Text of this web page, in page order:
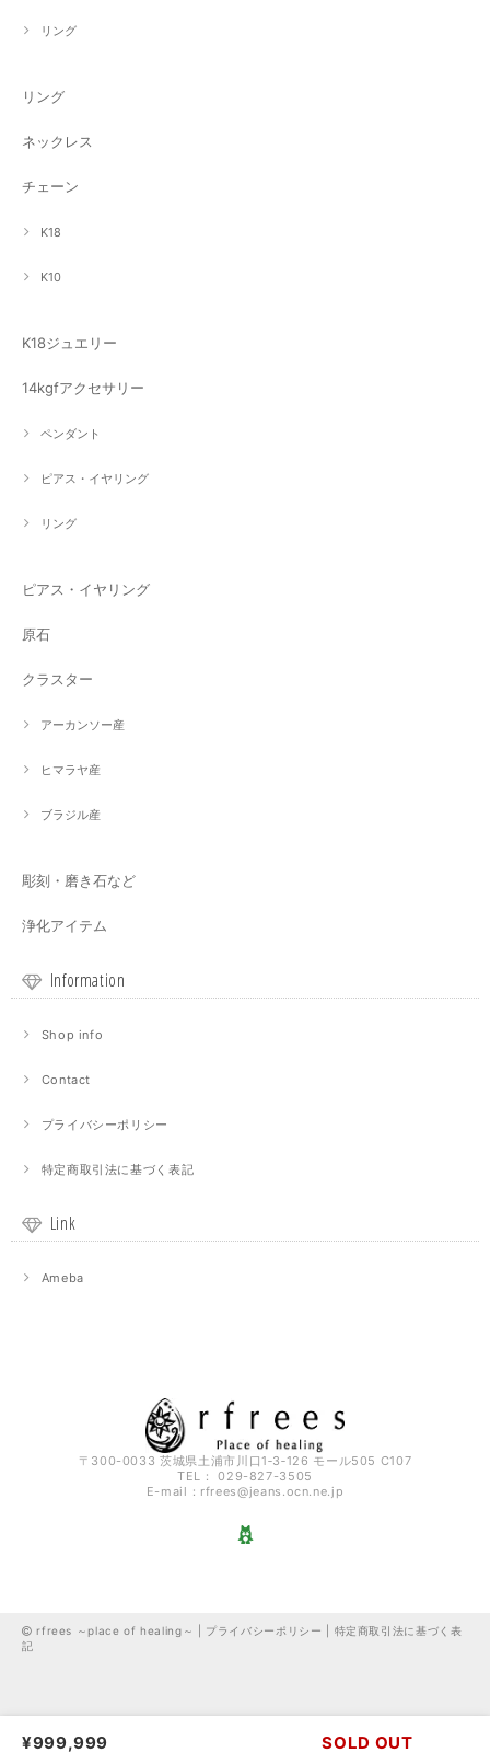
リング
リング
ネックレス
チェーン
K18
K10
K18ジュエリー
14kgfアクセサリー
ペンダント
ピアス・イヤリング
リング
ピアス・イヤリング
原石
クラスター
アーカンソー産
ヒマラヤ産
ブラジル産
彫刻・磨き石など
浄化アイテム
Information
Shop info
Contact
プライバシーポリシー
特定商取引法に基づく表記
Link
Ameba
〒300-0033 茨城県土浦市川口1‐3‐126 モール505 C107
TEL： 029-827-3505
E-mail： rfrees@jeans.ocn.ne.jp
rfrees ～place of healing～ | プライバシーポリシー
特定商取引法に基づく表
記
¥999,999 SOLD OUT